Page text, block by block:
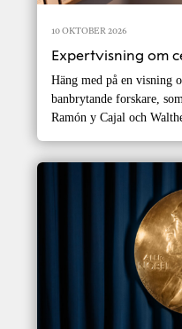
10 OKTOBER 2026
Expertvisning om
Häng med på en visning
banbrytande forskare,
Ramón y Cajal och